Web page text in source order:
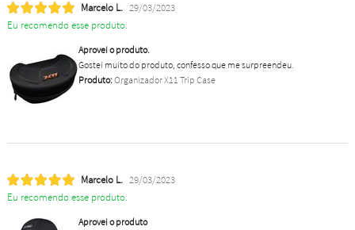
Marcelo L. 29/03/2023
Eu recomendo esse produto.
Aprovei o produto.
Gostei muito do produto, confesso que me surpreendeu.
Produto:Organizador X11 Trip Case
Marcelo L. 29/03/2023
Eu recomendo esse produto.
Aprovei o produto